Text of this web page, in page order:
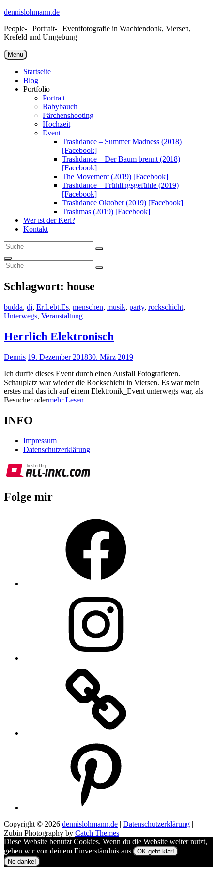
Skip
content
dennislohmann.de
People- | Portrait- | Eventfotografie in Wachtendonk, Viersen,
Krefeld und Umgebung
Menu
Startseite
Blog
Portfolio
Portrait
Babybauch
Pärchenshooting
Hochzeit
Event
Trashdance – Summer Madness (2018)
[Facebook]
Trashdance – Der Baum brennt (2018)
[Facebook]
The Movement (2019) [Facebook]
Trashdance – Frühlingsgefühle (2019)
[Facebook]
Trashdance Oktober (2019) [Facebook]
Trashmas (2019) [Facebook]
Wer ist der Kerl?
Kontakt
Search
for:
Search
Search
Search
for:
Search
Schlagwort: house
Cat
Links
budda, dj, Er.Lebt.Es, menschen, musik, party, rockschicht,
Unterwegs, Veranstaltung
Herrlich Elektronisch
Dennis Posted
19. Dezember 201830. März 2019
Ich durfte dieses Event durch einen Ausfall Fotografieren.
Schauplatz war wieder die Rockschicht in Viersen. Es war mein
erstes mal das ich auf einem Elektronik_Event unterwegs war, als
Besucher odermehr Lesen
INFO
Impressum
Datenschutzerklärung
Folge mir
Copyright © 2026 dennislohmann.de | Datenschutzerklärung |
Zubin Photography by Catch Themes
Diese Website benutzt Cookies. Wenn du die Website weiter nutzt,
gehen wir von deinem Einverständnis aus. OK geht klar!
Ne danke!